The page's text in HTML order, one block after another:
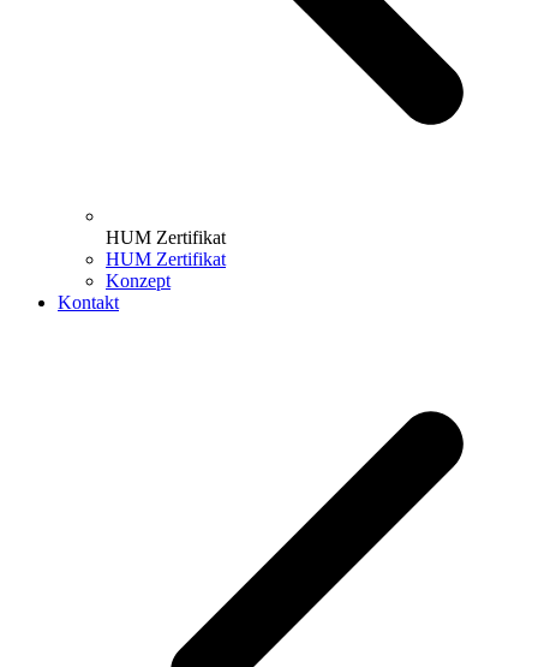
HUM Zertifikat
HUM Zertifikat
Konzept
Kontakt